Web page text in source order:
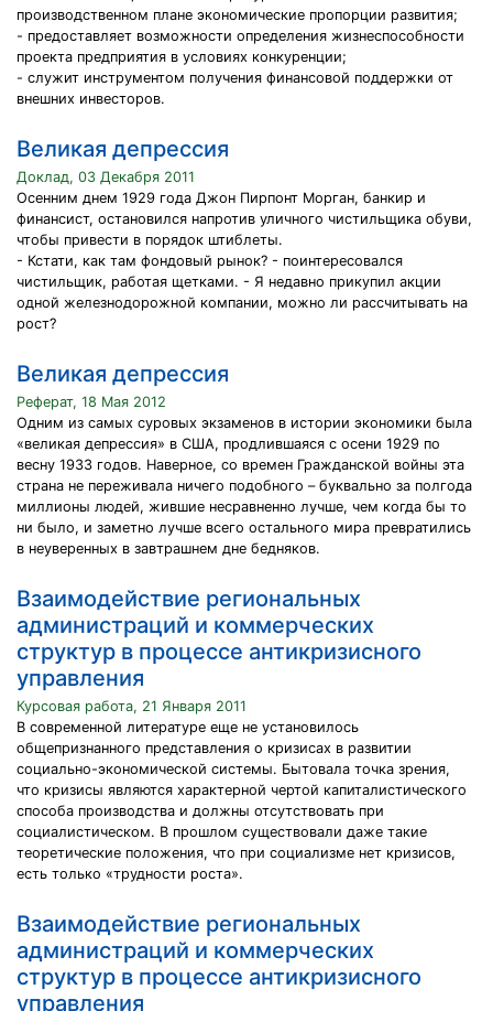
производственном плане экономические пропорции развития;
- предоставляет возможности определения жизнеспособности
проекта предприятия в условиях конкуренции;
- служит инструментом получения финансовой поддержки от
внешних инвесторов.
Великая депрессия
Доклад, 03 Декабря 2011
Осенним днем 1929 года Джон Пирпонт Морган, банкир и
финансист, остановился напротив уличного чистильщика обуви,
чтобы привести в порядок штиблеты.
- Кстати, как там фондовый рынок? - поинтересовался
чистильщик, работая щетками. - Я недавно прикупил акции
одной железнодорожной компании, можно ли рассчитывать на
рост?
Великая депрессия
Реферат, 18 Мая 2012
Одним из самых суровых экзаменов в истории экономики была
«великая депрессия» в США, продлившаяся с осени 1929 по
весну 1933 годов. Наверное, со времен Гражданской войны эта
страна не переживала ничего подобного – буквально за полгода
миллионы людей, жившие несравненно лучше, чем когда бы то
ни было, и заметно лучше всего остального мира превратились
в неуверенных в завтрашнем дне бедняков.
Взаимодействие региональных
администраций и коммерческих
структур в процессе антикризисного
управления
Курсовая работа, 21 Января 2011
В современной литературе еще не установилось
общепризнанного представления о кризисах в развитии
социально-экономической системы. Бытовала точка зрения,
что кризисы являются характерной чертой капиталистического
способа производства и должны отсутствовать при
социалистическом. В прошлом существовали даже такие
теоретические положения, что при социализме нет кризисов,
есть только «трудности роста».
Взаимодействие региональных
администраций и коммерческих
структур в процессе антикризисного
управления